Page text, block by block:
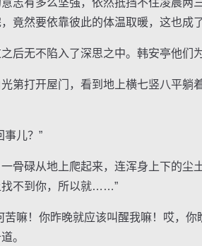
有多么坚强，依然抵挡不住凌晨两
竟然要依靠彼此的体温取暖，这也成
无不陷入了深思之中。韩安亭他们
打开屋门，看到地上横七竖八平躺
儿？”
碌从地上爬起来，连浑身上下的尘土
找不到你，所以就……”
！你昨晚就应该叫醒我嘛！哎，你
。